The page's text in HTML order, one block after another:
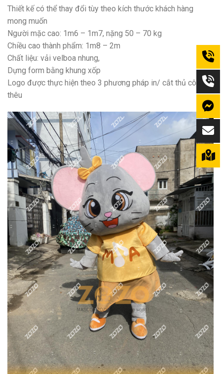
Thiết kế có thể thay đổi tùy theo kích thước khách hàng
mong muốn
Người mặc cao: 1m6 – 1m7, nặng 50 – 70 kg
Chiều cao thành phẩm: 1m8 – 2m
Chất liệu: vải velboa nhung,
Dựng form bằng khung xốp
Logo được thực hiện theo 3 phương pháp in/ cắt thủ công/
thêu